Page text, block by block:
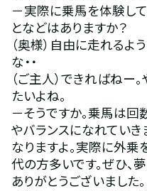
－実際に乗馬を体験し
となどはありますか？
（奥様）自由に走れるよ
な・・
（ご主人）できればねー
たいよね。
－そうですか。乗馬は
やバランスになれていき
なりますよ。実際に外
代の方多いです。ぜひ、
ありがとうございました。